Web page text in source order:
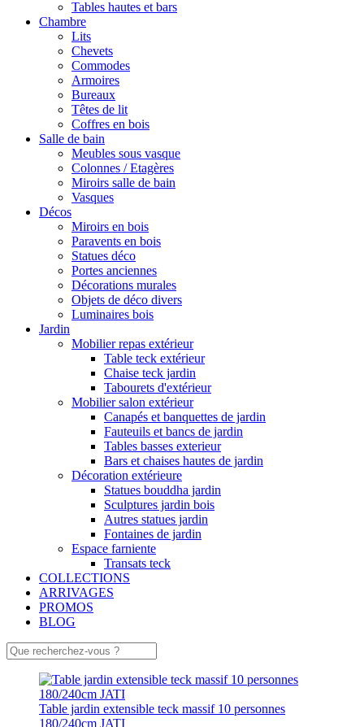
Tables hautes et bars
Chambre
Lits
Chevets
Commodes
Armoires
Bureaux
Têtes de lit
Coffres en bois
Salle de bain
Meubles sous vasque
Colonnes / Etagères
Miroirs salle de bain
Vasques
Décos
Miroirs en bois
Paravents en bois
Statues déco
Portes anciennes
Décorations murales
Objets de déco divers
Luminaires bois
Jardin
Mobilier repas extérieur
Table teck extérieur
Chaise teck jardin
Tabourets d'extérieur
Mobilier salon extérieur
Canapés et banquettes de jardin
Fauteuils et bancs de jardin
Tables basses exterieur
Bars et chaises hautes de jardin
Décoration extérieure
Statues bouddha jardin
Sculptures jardin bois
Autres statues jardin
Fontaines de jardin
Espace farniente
Transats teck
COLLECTIONS
ARRIVAGES
PROMOS
BLOG
Table jardin extensible teck massif 10 personnes
180/240cm JATI